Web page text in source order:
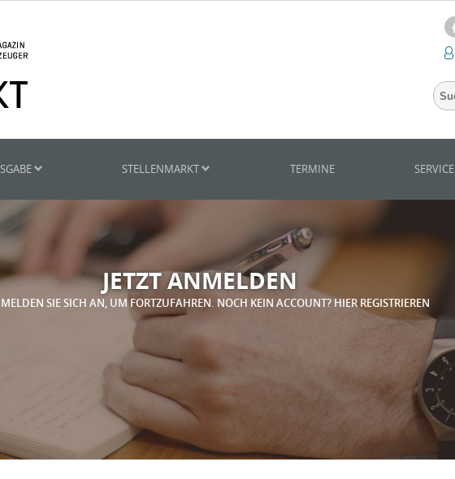
STELLENMARKT TERMINE SERVICE
JETZT ANMELDEN
SIE SICH AN, UM FORTZUFAHREN. NOCH KEIN ACCOUNT? HIER REGISTRIEREN